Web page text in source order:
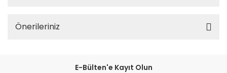
Önerileriniz
E-Bülten'e Kayıt Olun